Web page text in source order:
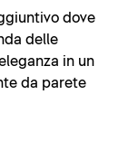
dove
delle
in un
da parete